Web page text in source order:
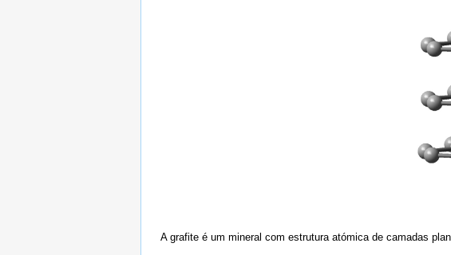
A grafite é um mineral com estrutura atómica de camadas